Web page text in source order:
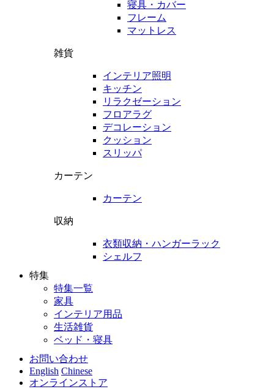
寝具・カバー
フレーム
マットレス
雑貨
インテリア照明
キッチン
リラクゼーション
フロアラグ
デコレーション
クッション
スリッパ
カーテン
カーテン
収納
衣類収納・ハンガーラック
シェルフ
特集
特集一覧
家具
インテリア用品
生活雑貨
ベッド・寝具
お問い合わせ
English Chinese
オンラインストア